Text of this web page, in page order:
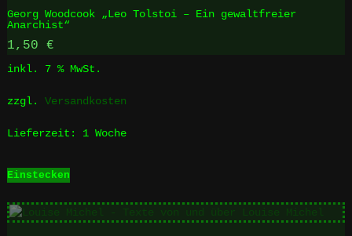
Georg Woodcook „Leo Tolstoi – Ein gewaltfreier
Anarchist“
1,50 €
inkl. 7 % MwSt.
zzgl. Versandkosten
Lieferzeit: 1 Woche
Einstecken